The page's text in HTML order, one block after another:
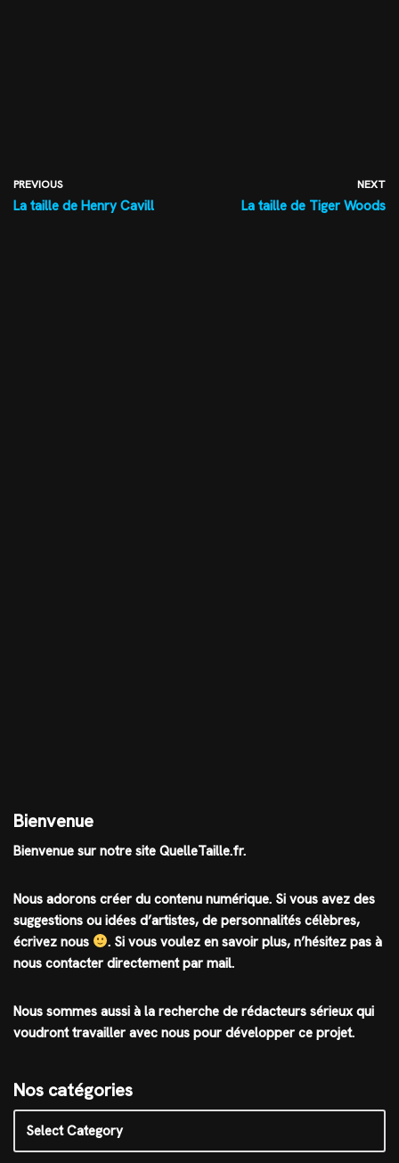
PREVIOUS
La taille de Henry Cavill
NEXT
La taille de Tiger Woods
Bienvenue
Bienvenue sur notre site QuelleTaille.fr.
Nous adorons créer du contenu numérique. Si vous avez des
suggestions ou idées d’artistes, de personnalités célèbres,
écrivez nous
. Si vous voulez en savoir plus, n’hésitez pas à
nous contacter directement par mail.
Nous sommes aussi à la recherche de rédacteurs sérieux qui
voudront travailler avec nous pour développer ce projet.
Nos catégories